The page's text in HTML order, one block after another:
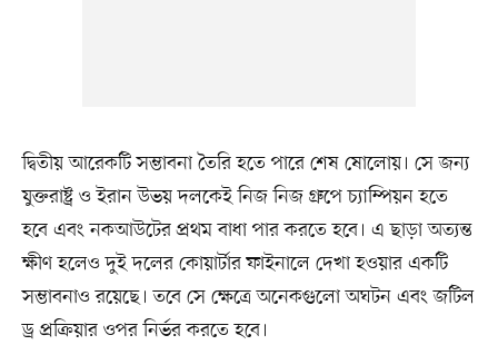
দ্বিতীয় আরেকটি সম্ভাবনা তৈরি হতে পারে শেষ ষোলোয়। সে জন্য
যুক্তরাষ্ট্র ও ইরান উভয় দলকেই নিজ নিজ গ্রুপে চ্যাম্পিয়ন হতে
হবে এবং নকআউটের প্রথম বাধা পার করতে হবে। এ ছাড়া অত্যন্ত
ক্ষীণ হলেও দুই দলের কোয়ার্টার ফাইনালে দেখা হওয়ার একটি
সম্ভাবনাও রয়েছে। তবে সে ক্ষেত্রে অনেকগুলো অঘটন এবং জটিল
ড্র প্রক্রিয়ার ওপর নির্ভর করতে হবে।